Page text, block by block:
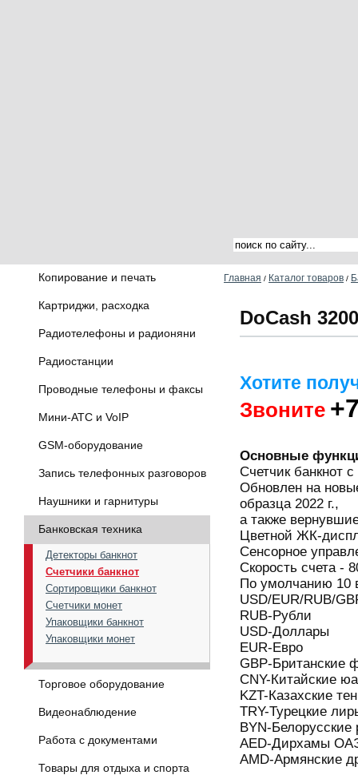
Копирование и печать
Картриджи, расходка
Радиотелефоны и радионяни
Радиостанции
Проводные телефоны и факсы
Мини-АТС и VoIP
GSM-оборудование
Запись телефонных разговоров
Наушники и гарнитуры
Банковская техника
Детекторы банкнот
Счетчики банкнот
Сортировщики банкнот
Счетчики монет
Упаковщики банкнот
Упаковщики монет
Торговое оборудование
Видеонаблюдение
Работа с документами
Товары для отдыха и спорта
Главная / Каталог товаров /
DoCash
Хотите
Звоните
Основные
Счетчик банкнот
Обновлен на
образца 2022 г.,
а также
Цветной ЖК-
Сенсорное
Скорость счета -
По умолчанию 10
USD/EUR/RUB/
RUB-Рубли
USD-Доллары
EUR-Евро
GBP-Британские
CNY-Китайские
KZT-Казахские
TRY-Турецкие
BYN-Белорусские
AED-Дирхамы
AMD-Армянские